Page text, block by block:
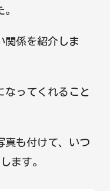
関係を紹介しま
なってくれること
真も付けて、いつ
ます。